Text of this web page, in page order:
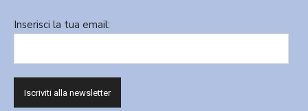
Inserisci la tua email: